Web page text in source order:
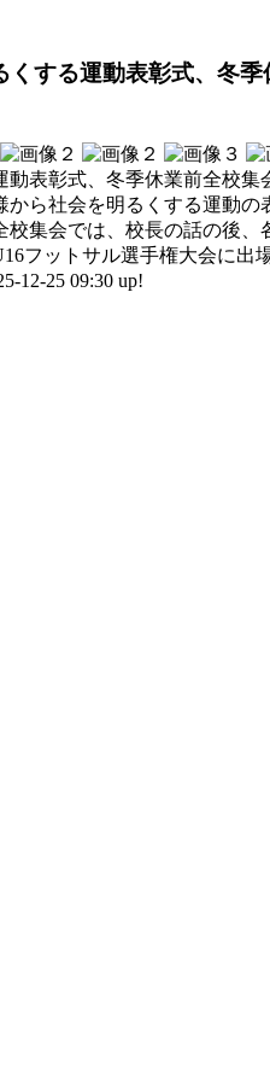
くする運動表彰式、冬
動表彰式、冬季休業前全校
から社会を明るくする運動
校集会では、校長の話の後
フットサル選手権大会に出
12-25 09:30 up!